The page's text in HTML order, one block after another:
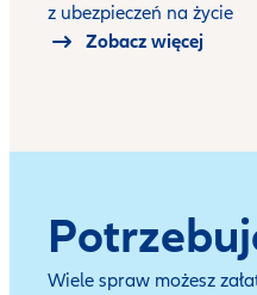
z ubezpieczeń na życie
Zobacz więcej
Wiele spraw możesz